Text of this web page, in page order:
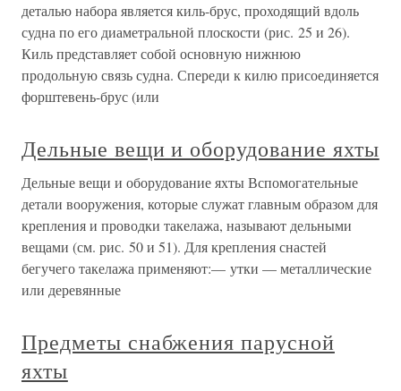
деталью набора является киль-брус, проходящий вдоль
судна по его диаметральной плоскости (рис. 25 и 26).
Киль представляет собой основную нижнюю
продольную связь судна. Спереди к килю присоединяется
форштевень-брус (или
Дельные вещи и оборудование яхты
Дельные вещи и оборудование яхты Вспомогательные
детали вооружения, которые служат главным образом для
крепления и проводки такелажа, называют дельными
вещами (см. рис. 50 и 51). Для крепления снастей
бегучего такелажа применяют:— утки — металлические
или деревянные
Предметы снабжения парусной
яхты